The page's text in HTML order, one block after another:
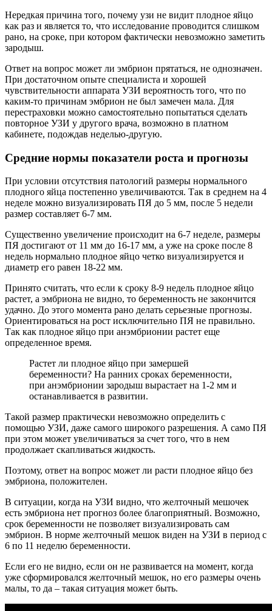
Нередкая причина того, почему узи не видит плодное яйцо
как раз и является то, что исследование проводится слишком
рано, на сроке, при котором фактически невозможно заметить
зародыш.
Ответ на вопрос может ли эмбрион прятаться, не однозначен.
При достаточном опыте специалиста и хорошей
чувствительности аппарата УЗИ вероятность того, что по
каким-то причинам эмбрион не был замечен мала. Для
перестраховки можно самостоятельно попытаться сделать
повторное УЗИ у другого врача, возможно в платном
кабинете, подождав неделью-другую.
Средние нормы показатели роста и прогнозы
При условии отсутствия патологий размеры нормального
плодного яйца постепенно увеличиваются. Так в среднем на 4
неделе можно визуализировать ПЯ до 5 мм, после 5 недели
размер составляет 6-7 мм.
Существенно увеличение происходит на 6-7 неделе, размеры
ПЯ достигают от 11 мм до 16-17 мм, а уже на сроке после 8
недель нормально плодное яйцо четко визуализируется и
диаметр его равен 18-22 мм.
Принято считать, что если к сроку 8-9 недель плодное яйцо
растет, а эмбриона не видно, то беременность не закончится
удачно. До этого момента рано делать серьезные прогнозы.
Ориентироваться на рост исключительно ПЯ не правильно.
Так как плодное яйцо при анэмбрионии растет еще
определенное время.
Растет ли плодное яйцо при замершей
беременности? На ранних сроках беременности,
при анэмбрионии зародыш вырастает на 1-2 мм и
останавливается в развитии.
Такой размер практически невозможно определить с
помощью УЗИ, даже самого широкого разрешения. А само ПЯ
при этом может увеличиваться за счет того, что в нем
продолжает скапливаться жидкость.
Поэтому, ответ на вопрос может ли расти плодное яйцо без
эмбриона, положителен.
В ситуации, когда на УЗИ видно, что желточный мешочек
есть эмбриона нет прогноз более благоприятный. Возможно,
срок беременности не позволяет визуализировать сам
эмбрион. В норме желточный мешок виден на УЗИ в период с
6 по 11 неделю беременности.
Если его не видно, если он не развивается на момент, когда
уже сформировался желточный мешок, но его размеры очень
малы, то да – такая ситуация может быть.